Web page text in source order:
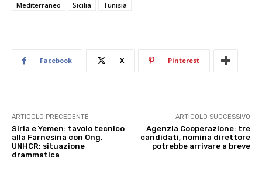
Mediterraneo
Sicilia Tunisia
Facebook X Pinterest
ARTICOLO PRECEDENTE
Siria e Yemen: tavolo tecnico
alla Farnesina con Ong.
UNHCR: situazione
drammatica
ARTICOLO SUCCESSIVO
Agenzia Cooperazione: tre
candidati, nomina direttore
potrebbe arrivare a breve